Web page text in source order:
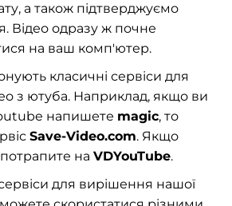
а також підтверджуємо
Відео одразу ж почне
на ваш комп'ютер.
класичні сервіси для
з ютуба. Наприклад, якщо ви
напишете magic, то
Save-Video.com. Якщо
на VDYouTube.
для вирішення нашої